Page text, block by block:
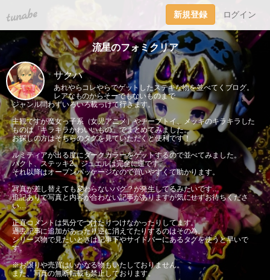
tuna.be 新規登録 ログイン
流星のフォミクリア
サクハ
あれやらコレやらでゲットしたステキな物を並べてくブログ。
レアなものからそーでもないものまで
ジャンル問わずいろいろ載っけて行きます。
主観ですが魔女っ子系（女児アニメ）やチープトイ、メッキのキラキラした
ものは「キラキラかわいいもの」でまとめてみました。
お探しの方はそちらのタグを見ていただくと便利です！
ルミティアが出る度にダークカラーをゲットするので並べてみました。
パクト、ステッキ2、ジュエルは完全に運です。
それ以降はオープンパッケージなので買いやすくて助かります。
写真が差し替えても変わらないバグ？が発生してるみたいです…
追記ありで写真と内容が合わない記事がありますが気にせずお待ちくださ
い…
正直コメントは気分でつけたりつけなかったりしてます。
過去記事に追加があったり逆に消えてたりするのはその為。
シリーズ物で見たいときは記事下やサイドバーにあるタグを使うと早いで
す。
※お譲りや売買はいかなる物もいたしておりません。
また、写真の無断転載も禁止しております。